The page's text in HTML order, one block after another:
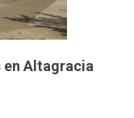
en Altagracia